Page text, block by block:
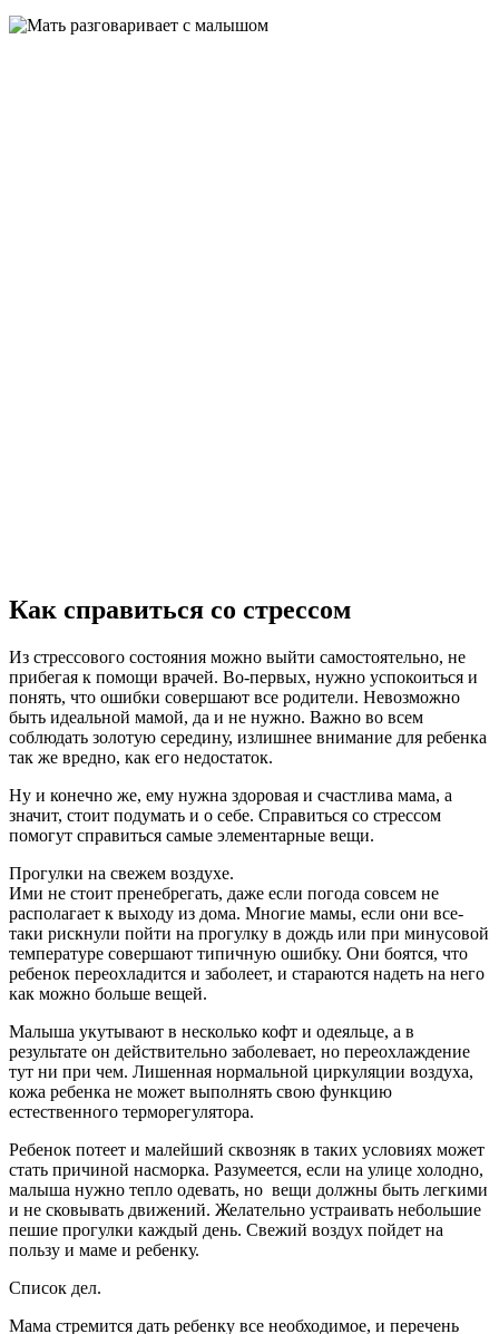
Как справиться со стрессом
Из стрессового состояния можно выйти самостоятельно, не
прибегая к помощи врачей. Во-первых, нужно успокоиться и
понять, что ошибки совершают все родители. Невозможно
быть идеальной мамой, да и не нужно. Важно во всем
соблюдать золотую середину, излишнее внимание для ребенка
так же вредно, как его недостаток.
Ну и конечно же, ему нужна здоровая и счастлива мама, а
значит, стоит подумать и о себе. Справиться со стрессом
помогут справиться самые элементарные вещи.
Прогулки на свежем воздухе.
Ими не стоит пренебрегать, даже если погода совсем не
располагает к выходу из дома. Многие мамы, если они все-
таки рискнули пойти на прогулку в дождь или при минусовой
температуре совершают типичную ошибку. Они боятся, что
ребенок переохладится и заболеет, и стараются надеть на него
как можно больше вещей.
Малыша укутывают в несколько кофт и одеяльце, а в
результате он действительно заболевает, но переохлаждение
тут ни при чем. Лишенная нормальной циркуляции воздуха,
кожа ребенка не может выполнять свою функцию
естественного терморегулятора.
Ребенок потеет и малейший сквозняк в таких условиях может
стать причиной насморка. Разумеется, если на улице холодно,
малыша нужно тепло одевать, но вещи должны быть легкими
и не сковывать движений. Желательно устраивать небольшие
пешие прогулки каждый день. Свежий воздух пойдет на
пользу и маме и ребенку.
Список дел.
Мама стремится дать ребенку все необходимое, и перечень